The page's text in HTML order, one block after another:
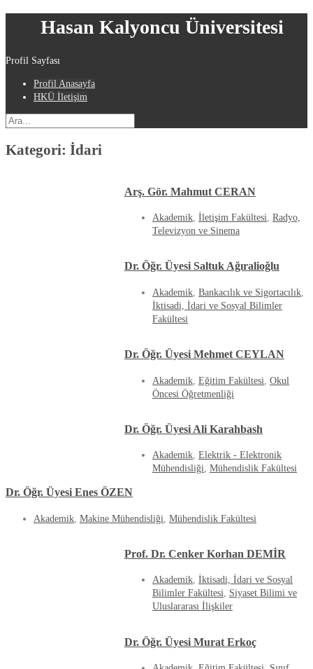
Hasan Kalyoncu Üniversitesi
Profil Sayfası
Profil Anasayfa
HKÜ İletişim
Kategori: İdari
Arş. Gör. Mahmut CERAN
Akademik, İletişim Fakültesi, Radyo,
Televizyon ve Sinema
Dr. Öğr. Üyesi Saltuk Ağıralioğlu
Akademik Bankacılık ve Sigortacılık
İktisadi, İdari ve Sosyal Bilimler
Fakültesi
Dr. Öğr. Üyesi Mehmet CEYLAN
Akademik Eğitim Fakültesi Okul
Öncesi Öğretmenliği
Dr. Öğr. Üyesi Ali Karahbash
Akademik, Elektrik - Elektronik
Mühendisliği, Mühendislik Fakültesi
Dr. Öğr. Üyesi Enes ÖZEN
Akademik Makine Mühendisliği Mühendislik Fakültesi
Prof. Dr. Cenker Korhan DEMİR
Akademik, İktisadi, İdari ve Sosyal
Bilimler Fakültesi, Siyaset Bilimi ve
Uluslararası İlişkiler
Dr. Öğr. Üyesi Murat Erkoç